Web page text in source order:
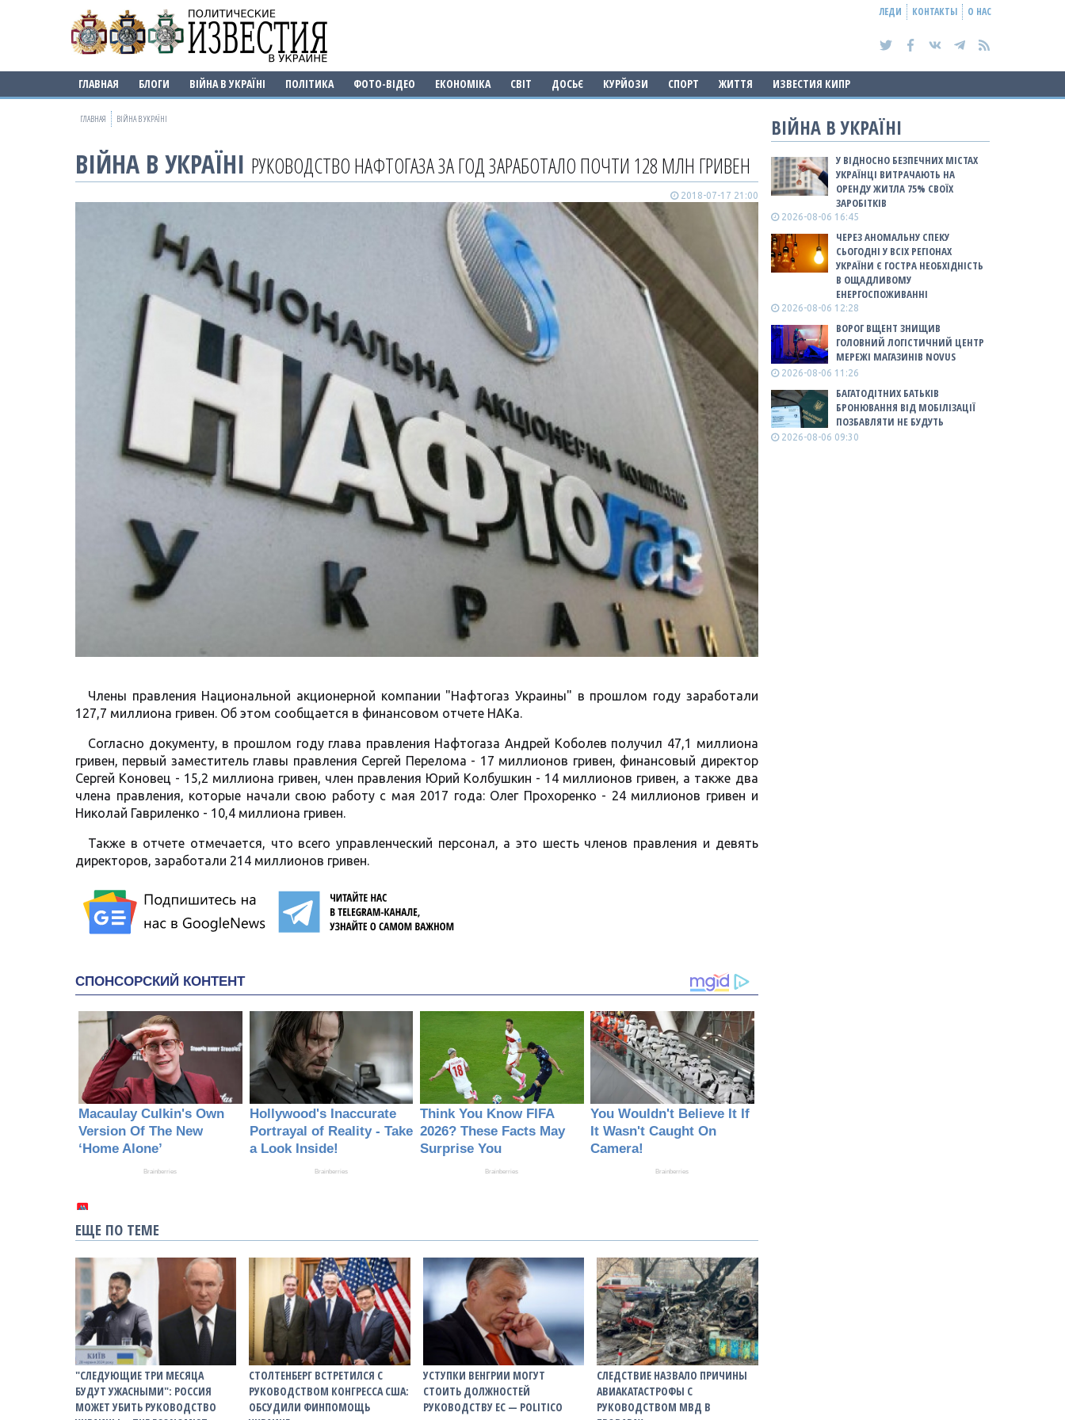
ЛЕДИ КОНТАКТЫ О НАС
ГЛАВНАЯ БЛОГИ ВІЙНА В УКРАЇНІ ПОЛІТИКА ФОТО-ВІДЕО ЕКОНОМІКА СВІТ ДОСЬЄ КУРЙОЗИ СПОРТ ЖИТТЯ ИЗВЕСТИЯ КИПР
ГЛАВНАЯ ВІЙНА В УКРАЇНІ
ВІЙНА В УКРАЇНІ РУКОВОДСТВО НАФТОГАЗА ЗА ГОД ЗАРАБОТАЛО ПОЧТИ 128 МЛН ГРИВЕН
2018-07-17 21:00
Члены правления Национальной акционерной компании "Нафтогаз Украины" в прошлом году заработали
127,7 миллиона гривен. Об этом сообщается в финансовом отчете НАКа.
Согласно документу, в прошлом году глава правления Нафтогаза Андрей Коболев получил 47,1 миллиона
гривен, первый заместитель главы правления Сергей Перелома - 17 миллионов гривен, финансовый директор
Сергей Коновец - 15,2 миллиона гривен, член правления Юрий Колбушкин - 14 миллионов гривен, а также два
члена правления, которые начали свою работу с мая 2017 года: Олег Прохоренко - 24 миллионов гривен и
Николай Гавриленко - 10,4 миллиона гривен.
Также в отчете отмечается, что всего управленческий персонал, а это шесть членов правления и девять
директоров, заработали 214 миллионов гривен.
ЕЩЕ ПО ТЕМЕ
"СЛЕДУЮЩИЕ ТРИ МЕСЯЦА
БУДУТ УЖАСНЫМИ": РОССИЯ
МОЖЕТ УБИТЬ РУКОВОДСТВО
СТОЛТЕНБЕРГ ВСТРЕТИЛСЯ С
РУКОВОДСТВОМ КОНГРЕССА США:
ОБСУДИЛИ ФИНПОМОЩЬ
УСТУПКИ ВЕНГРИИ МОГУТ
СТОИТЬ ДОЛЖНОСТЕЙ
РУКОВОДСТВУ ЕС — POLITICO
СЛЕДСТВИЕ НАЗВАЛО ПРИЧИНЫ
АВИАКАТАСТРОФЫ С
РУКОВОДСТВОМ МВД В
ВІЙНА В УКРАЇНІ
У ВІДНОСНО БЕЗПЕЧНИХ МІСТАХ
УКРАЇНЦІ ВИТРАЧАЮТЬ НА
ОРЕНДУ ЖИТЛА 75% СВОЇХ
ЗАРОБІТКІВ
2026-08-06 16:45
ЧЕРЕЗ АНОМАЛЬНУ СПЕКУ
СЬОГОДНІ У ВСІХ РЕГІОНАХ
УКРАЇНИ Є ГОСТРА НЕОБХІДНІСТЬ
В ОЩАДЛИВОМУ
ЕНЕРГОСПОЖИВАННІ
2026-08-06 12:28
ВОРОГ ВЩЕНТ ЗНИЩИВ
ГОЛОВНИЙ ЛОГІСТИЧНИЙ ЦЕНТР
МЕРЕЖІ МАГАЗИНІВ NOVUS
2026-08-06 11:26
БАГАТОДІТНИХ БАТЬКІВ
БРОНЮВАННЯ ВІД МОБІЛІЗАЦІЇ
ПОЗБАВЛЯТИ НЕ БУДУТЬ
2026-08-06 09:30